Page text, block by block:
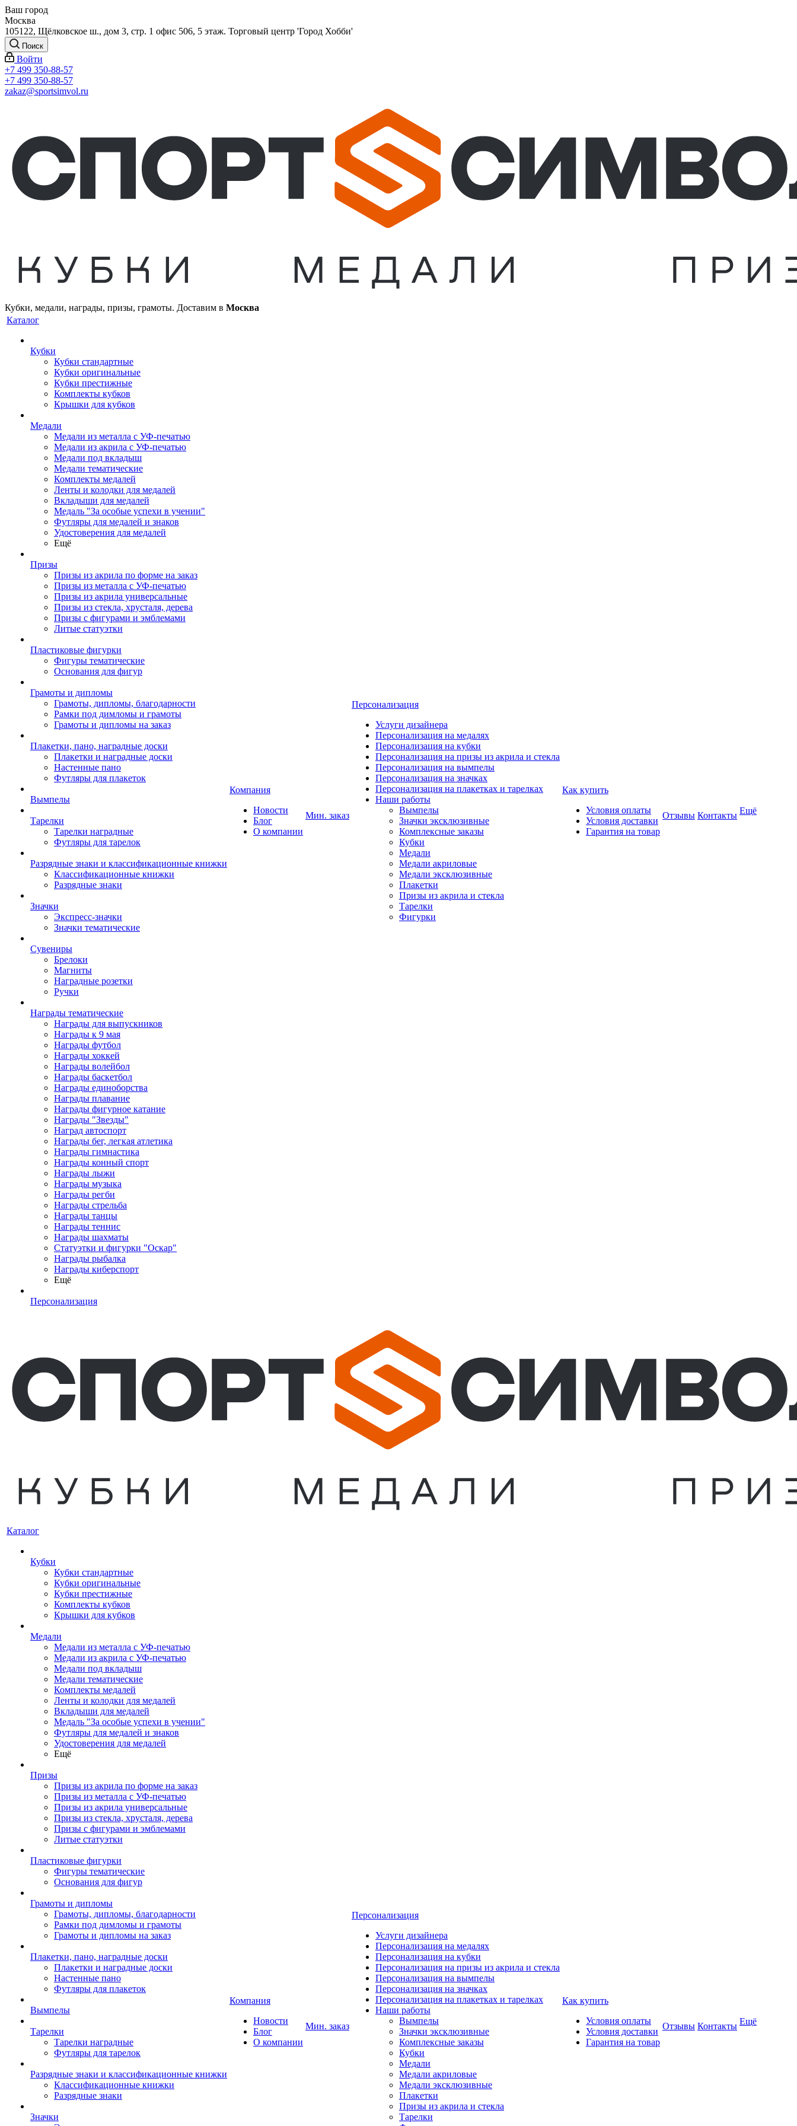
Ваш город
Москва
105122, Щёлковское ш., дом 3, стр. 1 офис 506, 5 этаж. Торговый центр 'Город Хобби'
Поиск
Войти
+7 499 350-88-57
+7 499 350-88-57
zakaz@sportsimvol.ru
Кубки, медали, награды, призы, грамоты. Доставим в Москва
Каталог
Кубки
Кубки стандартные
Кубки оригинальные
Кубки престижные
Комплекты кубков
Крышки для кубков
Медали
Медали из металла с УФ-печатью
Медали из акрила с УФ-печатью
Медали под вкладыш
Медали тематические
Комплекты медалей
Ленты и колодки для медалей
Вкладыши для медалей
Медаль "За особые успехи в учении"
Футляры для медалей и знаков
Удостоверения для медалей
Ещё
Призы
Призы из акрила по форме на заказ
Призы из металла с УФ-печатью
Призы из акрила универсальные
Призы из стекла, хрусталя, дерева
Призы с фигурами и эмблемами
Литые статуэтки
Пластиковые фигурки
Фигуры тематические
Основания для фигур
Грамоты и дипломы
Грамоты, дипломы, благодарности
Рамки под димломы и грамоты
Грамоты и дипломы на заказ
Плакетки, пано, наградные доски
Плакетки и наградные доски
Настенные пано
Футляры для плакеток
Вымпелы
Тарелки
Тарелки наградные
Футляры для тарелок
Разрядные знаки и классификационные книжки
Классификационные книжки
Разрядные знаки
Значки
Экспресс-значки
Значки тематические
Сувениры
Брелоки
Магниты
Наградные розетки
Ручки
Награды тематические
Награды для выпускников
Награды к 9 мая
Награды футбол
Награды хоккей
Награды волейбол
Награды баскетбол
Награды единоборства
Награды плавание
Награды фигурное катание
Награды "Звезды"
Наград автоспорт
Награды бег, легкая атлетика
Награды гимнастика
Награды конный спорт
Награды лыжи
Награды музыка
Награды регби
Награды стрельба
Награды танцы
Награды теннис
Награды шахматы
Статуэтки и фигурки "Оскар"
Награды рыбалка
Награды киберспорт
Ещё
Персонализация
Компания
Новости
Блог
О компании
Мин. заказ
Персонализация
Услуги дизайнера
Персонализация на медалях
Персонализация на кубки
Персонализация на призы из акрила и стекла
Персонализация на вымпелы
Персонализация на значках
Персонализация на плакетках и тарелках
Наши работы
Вымпелы
Значки эксклюзивные
Комплексные заказы
Кубки
Медали
Медали акриловые
Медали эксклюзивные
Плакетки
Призы из акрила и стекла
Тарелки
Фигурки
Как купить
Условия оплаты
Условия доставки
Гарантия на товар
Отзывы Контакты Ещё
Каталог
Кубки
Кубки стандартные
Кубки оригинальные
Кубки престижные
Комплекты кубков
Крышки для кубков
Медали
Медали из металла с УФ-печатью
Медали из акрила с УФ-печатью
Медали под вкладыш
Медали тематические
Комплекты медалей
Ленты и колодки для медалей
Вкладыши для медалей
Медаль "За особые успехи в учении"
Футляры для медалей и знаков
Удостоверения для медалей
Ещё
Призы
Призы из акрила по форме на заказ
Призы из металла с УФ-печатью
Призы из акрила универсальные
Призы из стекла, хрусталя, дерева
Призы с фигурами и эмблемами
Литые статуэтки
Пластиковые фигурки
Фигуры тематические
Основания для фигур
Грамоты и дипломы
Грамоты, дипломы, благодарности
Рамки под димломы и грамоты
Грамоты и дипломы на заказ
Плакетки, пано, наградные доски
Плакетки и наградные доски
Настенные пано
Футляры для плакеток
Вымпелы
Тарелки
Тарелки наградные
Футляры для тарелок
Разрядные знаки и классификационные книжки
Классификационные книжки
Разрядные знаки
Значки
Компания
Новости
Блог
О компании
Мин. заказ
Персонализация
Услуги дизайнера
Персонализация на медалях
Персонализация на кубки
Персонализация на призы из акрила и стекла
Персонализация на вымпелы
Персонализация на значках
Персонализация на плакетках и тарелках
Наши работы
Вымпелы
Значки эксклюзивные
Комплексные заказы
Кубки
Медали
Медали акриловые
Медали эксклюзивные
Плакетки
Призы из акрила и стекла
Тарелки
Как купить
Условия оплаты
Условия доставки
Гарантия на товар
Отзывы Контакты Ещё